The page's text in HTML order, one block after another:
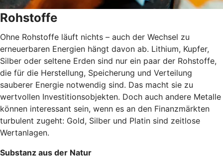
Rohstoffe
Ohne Rohstoffe läuft nichts – auch der Wechsel zu
erneuerbaren Energien hängt davon ab. Lithium, Kupfer,
Silber oder seltene Erden sind nur ein paar der Rohstoffe,
die für die Herstellung, Speicherung und Verteilung
sauberer Energie notwendig sind. Das macht sie zu
wertvollen Investitionsobjekten. Doch auch andere Metalle
können interessant sein, wenn es an den Finanzmärkten
turbulent zugeht: Gold, Silber und Platin sind zeitlose
Wertanlagen.
Substanz aus der Natur